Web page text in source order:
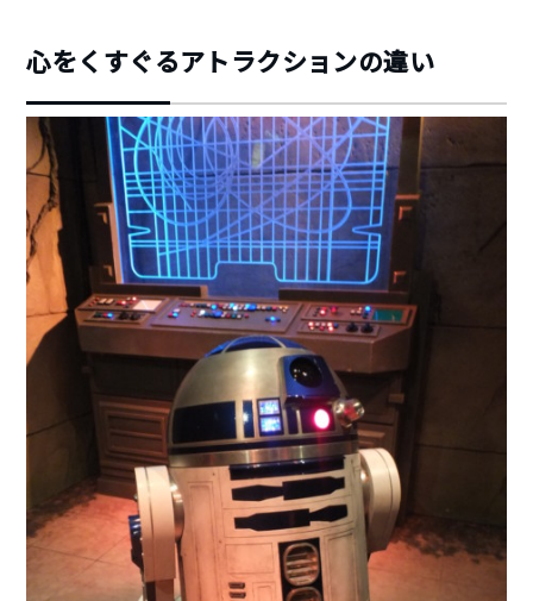
心をくすぐるアトラクションの違い